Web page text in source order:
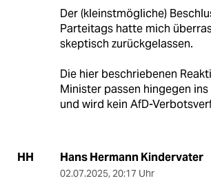
Der (kleinstmögliche)
Parteitags hatte mich
skeptisch zurückgelassen.
Die hier beschriebenen
Minister passen hingegen ins
und wird kein AfD-
HH Hans Hermann Kindervater
02.07.2025, 20:17 Uhr